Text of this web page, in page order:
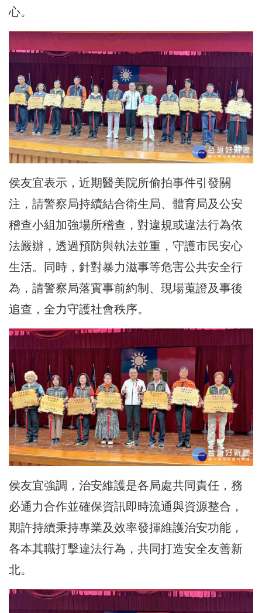
心。
侯友宜表示，近期醫美院所偷拍事件引發關
注，請警察局持續結合衛生局、體育局及公安
稽查小組加強場所稽查，對違規或違法行為依
法嚴辦，透過預防與執法並重，守護市民安心
生活。同時，針對暴力滋事等危害公共安全行
為，請警察局落實事前約制、現場蒐證及事後
追查，全力守護社會秩序。
侯友宜強調，治安維護是各局處共同責任，務
必通力合作並確保資訊即時流通與資源整合，
期許持續秉持專業及效率發揮維護治安功能，
各本其職打擊違法行為，共同打造安全友善新
北。